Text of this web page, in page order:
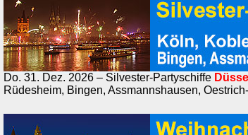
Do. 31. Dez. 2026 – Silvester-Partyschiffe
Rüdesheim, Bingen, Assmannshausen,